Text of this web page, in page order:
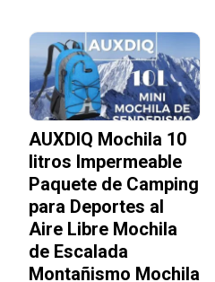
AUXDIQ Mochila 10
litros Impermeable
Paquete de Camping
para Deportes al
Aire Libre Mochila
de Escalada
Montañismo Mochila